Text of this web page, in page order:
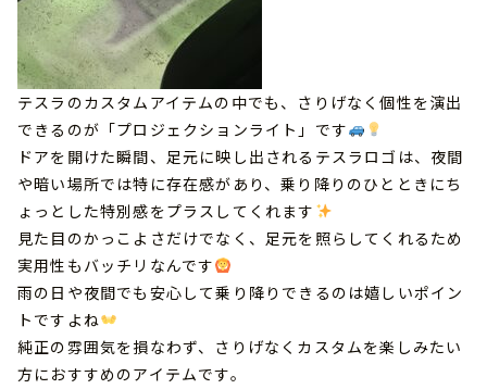
テスラのカスタムアイテムの中でも、さりげなく個性を演出
できるのが「プロジェクションライト」です
ドアを開けた瞬間、足元に映し出されるテスラロゴは、夜間
や暗い場所では特に存在感があり、乗り降りのひとときにち
ょっとした特別感をプラスしてくれます
見た目のかっこよさだけでなく、足元を照らしてくれるため
実用性もバッチリなんです
雨の日や夜間でも安心して乗り降りできるのは嬉しいポイン
トですよね
純正の雰囲気を損なわず、さりげなくカスタムを楽しみたい
方におすすめのアイテムです。